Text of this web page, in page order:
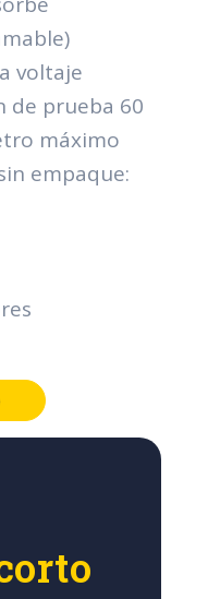
voltaje
de prueba 60
máximo
empaque: